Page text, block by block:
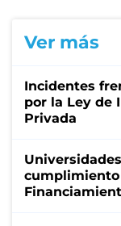
Ver más
Incidentes
por la Ley de
Privada
cumplimiento